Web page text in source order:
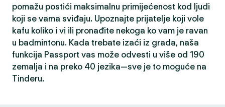
pomažu postići maksimalnu primijećenost kod ljudi
koji se vama sviđaju. Upoznajte prijatelje koji vole
kafu koliko i vi ili pronađite nekoga ko vam je ravan
u badmintonu. Kada trebate izaći iz grada, naša
funkcija Passport vas može odvesti u više od 190
zemalja i na preko 40 jezika—sve je to moguće na
Tinderu.